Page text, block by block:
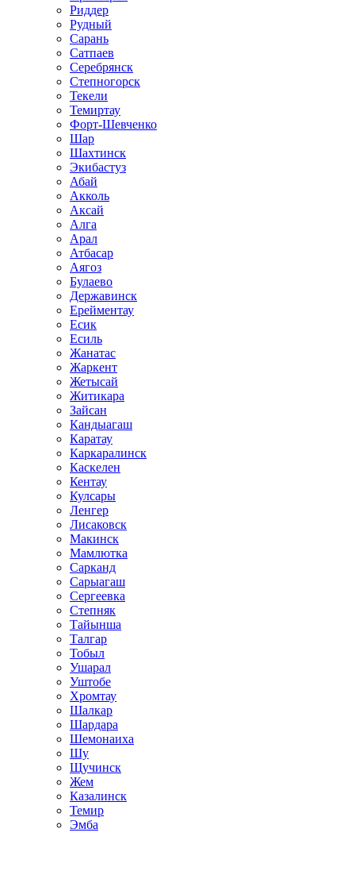
Риддер
Рудный
Сарань
Сатпаев
Серебрянск
Степногорск
Текели
Темиртау
Форт-Шевченко
Шар
Шахтинск
Экибастуз
Абай
Акколь
Аксай
Алга
Арал
Атбасар
Аягоз
Булаево
Державинск
Ерейментау
Есик
Есиль
Жанатас
Жаркент
Жетысай
Житикара
Зайсан
Кандыагаш
Каратау
Каркаралинск
Каскелен
Кентау
Кулсары
Ленгер
Лисаковск
Макинск
Мамлютка
Сарканд
Сарыагаш
Сергеевка
Степняк
Тайынша
Талгар
Тобыл
Ушарал
Уштобе
Хромтау
Шалкар
Шардара
Шемонаиха
Шу
Щучинск
Жем
Казалинск
Темир
Эмба